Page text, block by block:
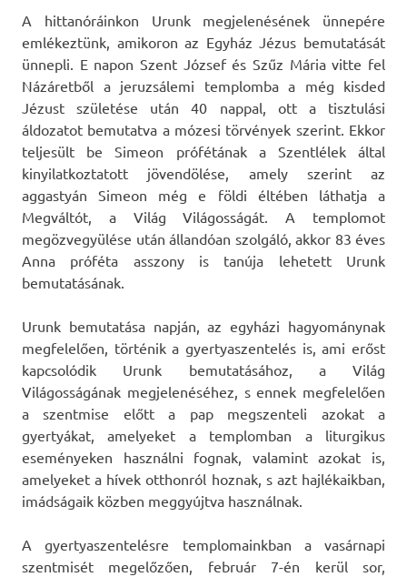
contentA hittanóráinkon Urunk megjelenésének ünnepére
emlékeztünk, amikoron az Egyház Jézus bemutatását
ünnepli. E napon Szent József és Szűz Mária vitte fel
Názáretből a jeruzsálemi templomba a még kisded
Jézust születése után 40 nappal, ott a tisztulási
áldozatot bemutatva a mózesi törvények szerint. Ekkor
teljesült be Simeon prófétának a Szentlélek által
kinyilatkoztatott jövendölése, amely szerint az
aggastyán Simeon még e földi éltében láthatja a
Megváltót, a Világ Világosságát. A templomot
megözvegyülése után állandóan szolgáló, akkor 83 éves
Anna próféta asszony is tanúja lehetett Urunk
bemutatásának.
Urunk bemutatása napján, az egyházi hagyománynak
megfelelően, történik a gyertyaszentelés is, ami erőst
kapcsolódik Urunk bemutatásához, a Világ
Világosságának megjelenéséhez, s ennek megfelelően
a szentmise előtt a pap megszenteli azokat a
gyertyákat, amelyeket a templomban a liturgikus
eseményeken használni fognak, valamint azokat is,
amelyeket a hívek otthonról hoznak, s azt hajlékaikban,
imádságaik közben meggyújtva használnak.
A gyertyaszentelésre templomainkban a vasárnapi
szentmisét megelőzően, február 7-én kerül sor,